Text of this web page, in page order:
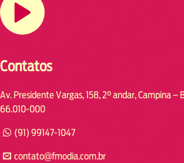
Contatos
Av. Presidente Vargas, 158, 2° andar, Campina –
66.010-000
(91) 99147-1047
contato@fmodia.com.br